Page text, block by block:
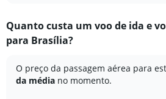
Range:
7
The
chart
has
Quanto custa um voo de ida e
para Brasília?
O preço da passagem aérea para
da média no momento.